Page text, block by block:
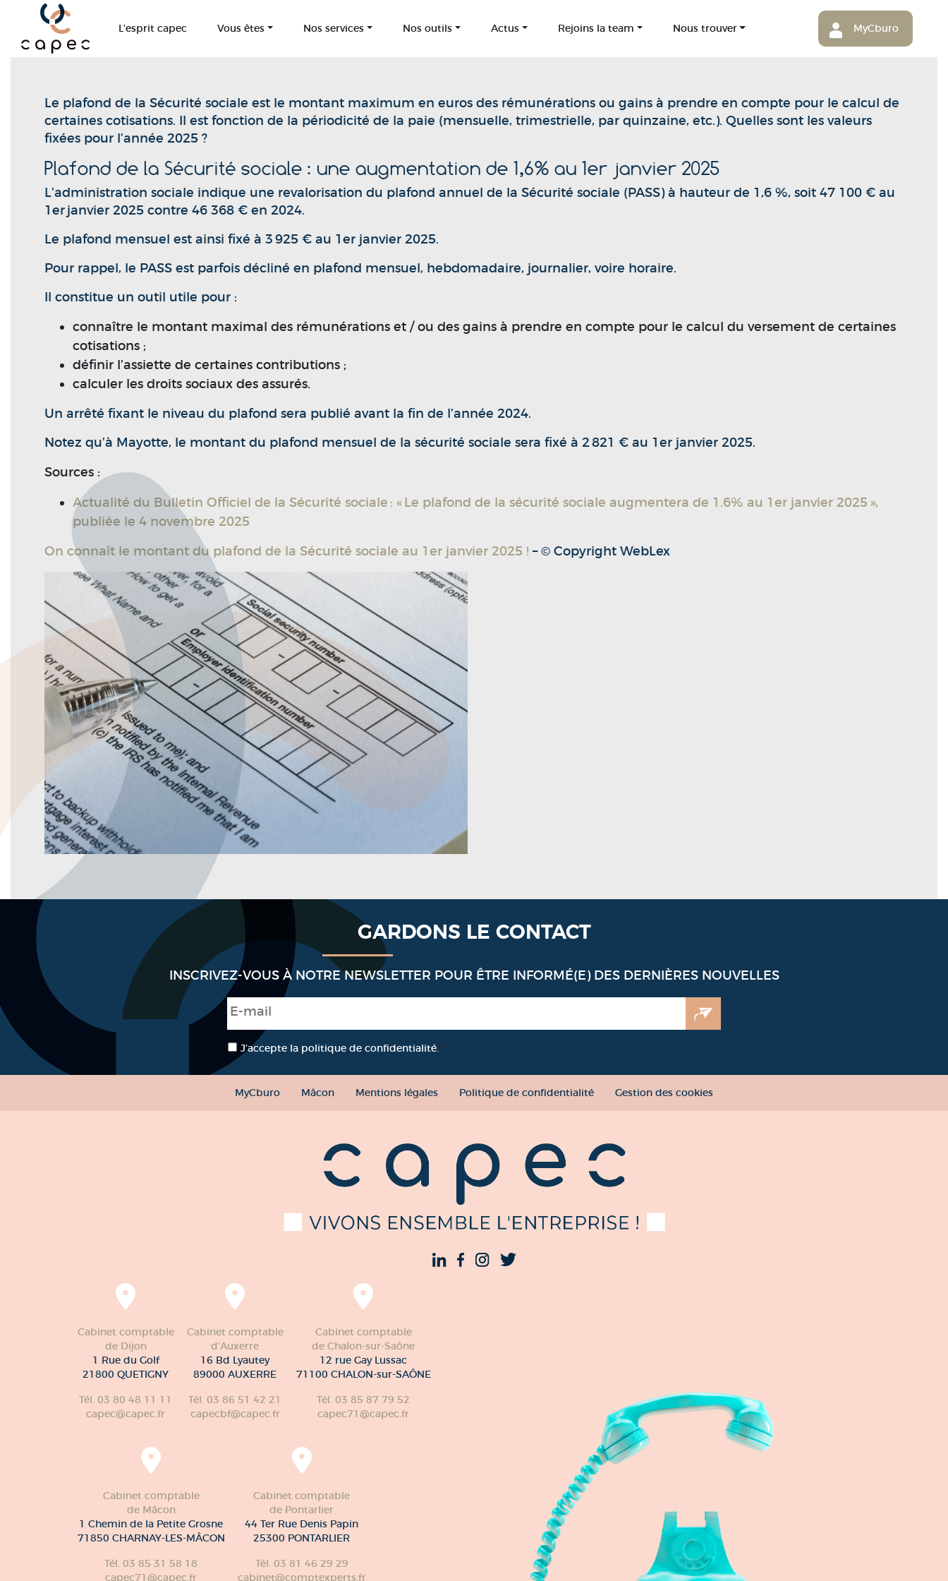
Panneau de gestion des cookies
L’esprit capec Vous êtes Nos services Nos outils Actus Rejoins la team Nous trouver MyCburo
Le plafond de la Sécurité sociale est le montant maximum en euros des rémunérations ou gains à prendre en compte pour le calcul de
certaines cotisations. Il est fonction de la périodicité de la paie (mensuelle, trimestrielle, par quinzaine, etc.). Quelles sont les valeurs
fixées pour l’année 2025 ?
Plafond de la Sécurité sociale : une augmentation de 1,6% au 1er janvier 2025
L’administration sociale indique une revalorisation du plafond annuel de la Sécurité sociale (PASS) à hauteur de 1,6 %, soit 47 100 € au
1er janvier 2025 contre 46 368 € en 2024.
Le plafond mensuel est ainsi fixé à 3 925 € au 1er janvier 2025.
Pour rappel, le PASS est parfois décliné en plafond mensuel, hebdomadaire, journalier, voire horaire.
Il constitue un outil utile pour :
connaître le montant maximal des rémunérations et / ou des gains à prendre en compte pour le calcul du versement de certaines
cotisations ;
définir l’assiette de certaines contributions ;
calculer les droits sociaux des assurés.
Un arrêté fixant le niveau du plafond sera publié avant la fin de l’année 2024.
Notez qu’à Mayotte, le montant du plafond mensuel de la sécurité sociale sera fixé à 2 821 € au 1er janvier 2025.
Sources :
Actualité du Bulletin Officiel de la Sécurité sociale : « Le plafond de la sécurité sociale augmentera de 1.6% au 1er janvier 2025 »,
publiée le 4 novembre 2025
On connaît le montant du plafond de la Sécurité sociale au 1er janvier 2025 ! – © Copyright WebLex
GARDONS LE CONTACT
INSCRIVEZ-VOUS À NOTRE NEWSLETTER POUR ÊTRE INFORMÉ(E) DES DERNIÈRES NOUVELLES
E-mail
RGPD *
J’accepte la politique de confidentialité. *
MyCburo Mâcon Mentions légales Politique de confidentialité Gestion des cookies
Cabinet comptable
de Dijon
1 Rue du Golf
21800 QUETIGNY
Tél. 03 80 48 11 11
capec@capec.fr
Cabinet comptable
d'Auxerre
16 Bd Lyautey
89000 AUXERRE
Tél. 03 86 51 42 21
capecbf@capec.fr
Cabinet comptable
de Chalon-sur-Saône
12 rue Gay Lussac
71100 CHALON-sur-SAÔNE
Tél. 03 85 87 79 52
capec71@capec.fr
Cabinet comptable
de Mâcon
1 Chemin de la Petite Grosne
71850 CHARNAY-LES-MÂCON
Tél. 03 85 31 58 18
capec71@capec.fr
Cabinet comptable
de Pontarlier
44 Ter Rue Denis Papin
25300 PONTARLIER
Tél. 03 81 46 29 29
cabinet@comptexperts.fr